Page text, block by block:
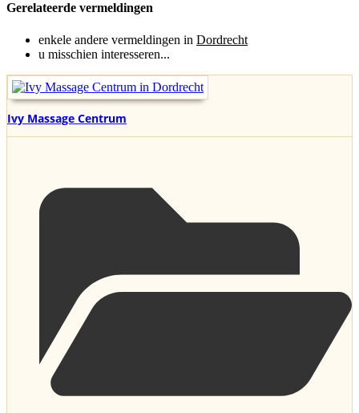
Gerelateerde vermeldingen
enkele andere vermeldingen in Dordrecht
u misschien interesseren...
Ivy Massage Centrum